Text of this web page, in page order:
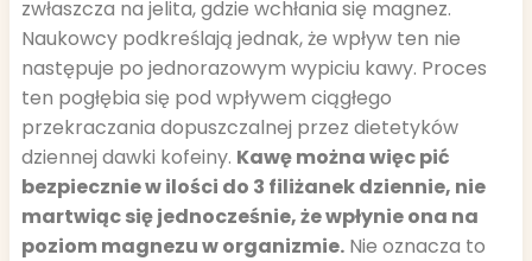
zwłaszcza na jelita, gdzie wchłania się magnez.
Naukowcy podkreślają jednak, że wpływ ten nie
następuje po jednorazowym wypiciu kawy. Proces
ten pogłębia się pod wpływem ciągłego
przekraczania dopuszczalnej przez dietetyków
dziennej dawki kofeiny. Kawę można więc pić
bezpiecznie w ilości do 3 filiżanek dziennie, nie
martwiąc się jednocześnie, że wpłynie ona na
poziom magnezu w organizmie. Nie oznacza to